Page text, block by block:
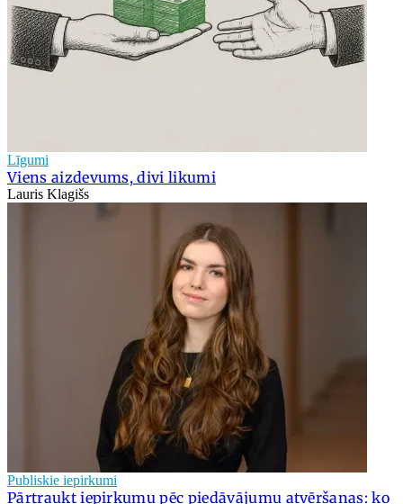
Līgumi
Viens aizdevums, divi likumi
Lauris Klagišs
Publiskie iepirkumi
Pārtraukt iepirkumu pēc piedāvājumu atvēršanas: ko